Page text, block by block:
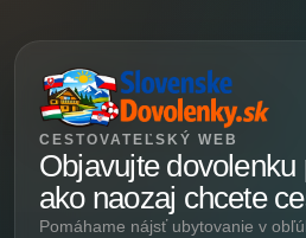
CESTOVATEĽSKÝ WEB
Objavujte dovolenku
ako naozaj chcete
Pomáhame nájsť ubytovanie v